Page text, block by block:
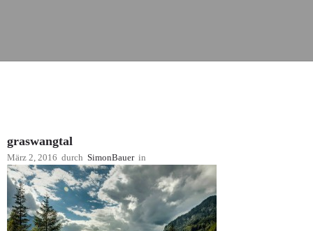
graswangtal
März 2, 2016 durch SimonBauer in